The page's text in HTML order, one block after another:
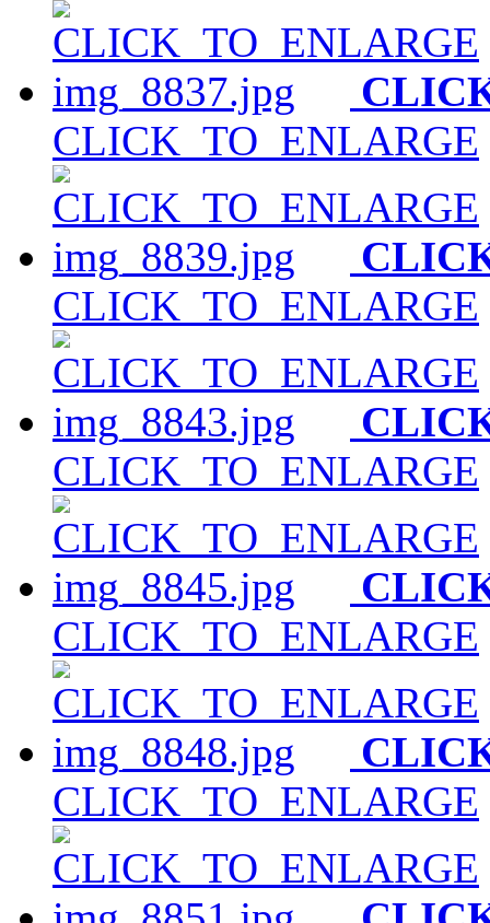
CLICK_TO_ENLARGE
CLICK_TO_ENLARGE
CLICK_TO_ENLARGE
CLICK_TO_ENLARGE
CLICK_TO_ENLARGE